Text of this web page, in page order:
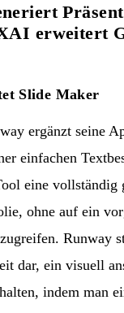
erweitert
Slide Maker
ergänzt seine
einfachen
eine vollständig
ohne auf ein
Runway
dar, ein visuell
indem man